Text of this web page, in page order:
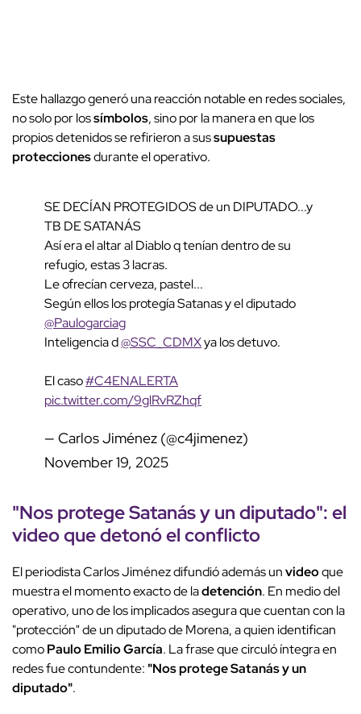
Este hallazgo generó una reacción notable en redes sociales,
no solo por lossímbolos, sino por la manera en que los
propios detenidos se refirieron a sussupuestas
proteccionesdurante el operativo.
SE DECÍAN PROTEGIDOS de un DIPUTADO...y
TB DE SATANÁS
Así era el altar al Diablo q tenían dentro de su
refugio, estas 3 lacras.
Le ofrecían cerveza, pastel...
Según ellos los protegía Satanas y el diputado
@Paulogarciag
Inteligencia d@SSC_CDMXya los detuvo.
El caso#C4ENALERTA
pic.twitter.com/9glRvRZhqf
— Carlos Jiménez (@c4jimenez)
November 19, 2025
"Nos protege Satanás y un diputado": el
videoque detonó el conflicto
El periodista Carlos Jiménez difundió además unvideoque
muestra el momento exacto de ladetención. En medio del
operativo, uno de los implicados asegura que cuentan con la
"protección" de un diputado de Morena, a quien identifican
comoPaulo Emilio García. La frase que circuló íntegra en
redes fue contundente: "Nos protege Satanás y un
diputado".